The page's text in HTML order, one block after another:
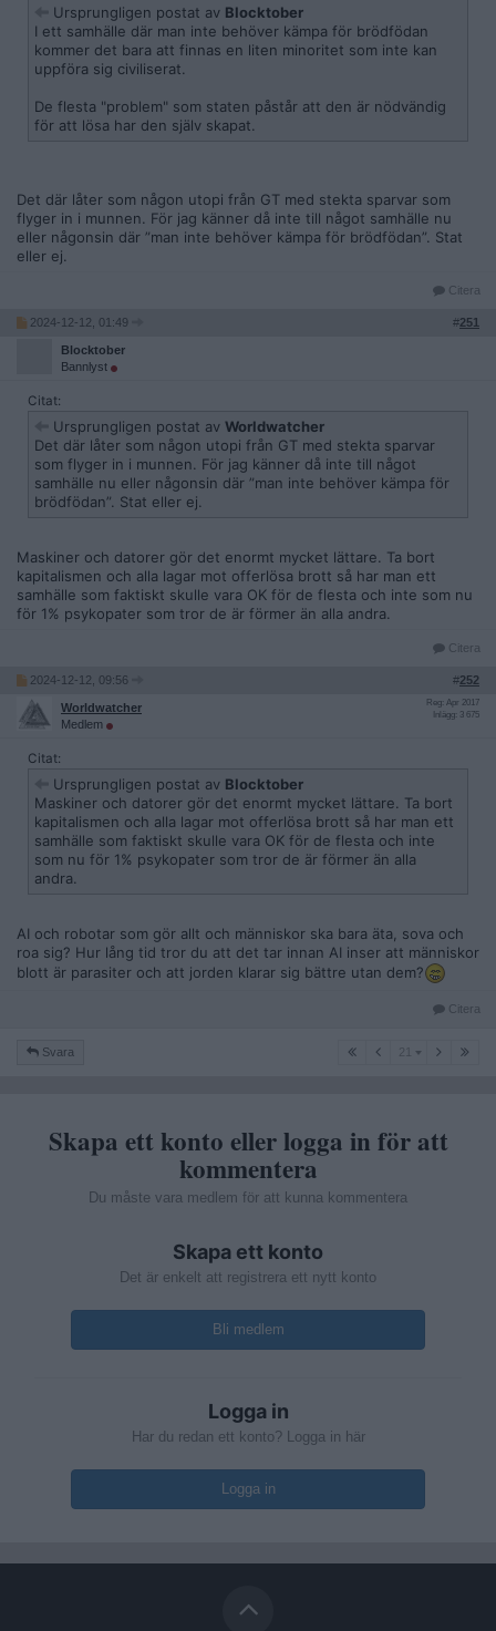
Ursprungligen postat av Blocktober
I ett samhälle där man inte behöver kämpa för brödfödan
kommer det bara att finnas en liten minoritet som inte kan
uppföra sig civiliserat.
De flesta "problem" som staten påstår att den är nödvändig
för att lösa har den själv skapat.
Det där låter som någon utopi från GT med stekta sparvar som
flyger in i munnen. För jag känner då inte till något samhälle nu
eller någonsin där ”man inte behöver kämpa för brödfödan”. Stat
eller ej.
Citera
2024-12-12, 01:49 #251
Blocktober
Bannlyst
Citat:
Ursprungligen postat av Worldwatcher
Det där låter som någon utopi från GT med stekta sparvar
som flyger in i munnen. För jag känner då inte till något
samhälle nu eller någonsin där ”man inte behöver kämpa för
brödfödan”. Stat eller ej.
Maskiner och datorer gör det enormt mycket lättare. Ta bort
kapitalismen och alla lagar mot offerlösa brott så har man ett
samhälle som faktiskt skulle vara OK för de flesta och inte som nu
för 1% psykopater som tror de är förmer än alla andra.
Citera
2024-12-12, 09:56 #252
Worldwatcher
Medlem
Reg: Apr 2017
Inlägg: 3 675
Citat:
Ursprungligen postat av Blocktober
Maskiner och datorer gör det enormt mycket lättare. Ta bort
kapitalismen och alla lagar mot offerlösa brott så har man ett
samhälle som faktiskt skulle vara OK för de flesta och inte
som nu för 1% psykopater som tror de är förmer än alla
andra.
AI och robotar som gör allt och människor ska bara äta, sova och
roa sig? Hur lång tid tror du att det tar innan AI inser att människor
blott är parasiter och att jorden klarar sig bättre utan dem?
Citera
Svara
Skapa ett konto eller logga in för att
kommentera
Du måste vara medlem för att kunna kommentera
Skapa ett konto
Det är enkelt att registrera ett nytt konto
Bli medlem
Logga in
Har du redan ett konto? Logga in här
Logga in